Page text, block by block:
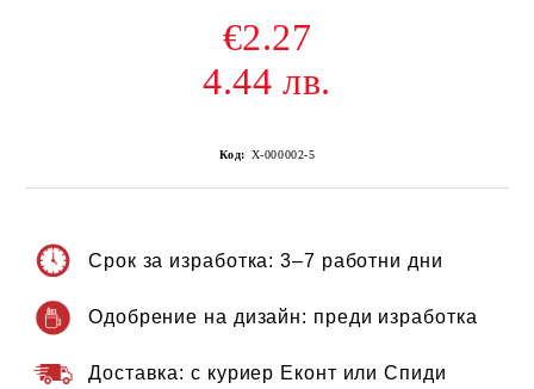
€2.27
4.44 лв.
Код: Х-000002-5
Срок за изработка: 3–7 работни дни
Одобрение на дизайн: преди изработка
Доставка: с куриер Еконт или Спиди